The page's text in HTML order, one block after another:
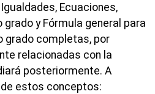
Igualdades, Ecuaciones,
y Fórmula general para
grado completas, por
relacionadas con la
posteriormente. A
estos conceptos: